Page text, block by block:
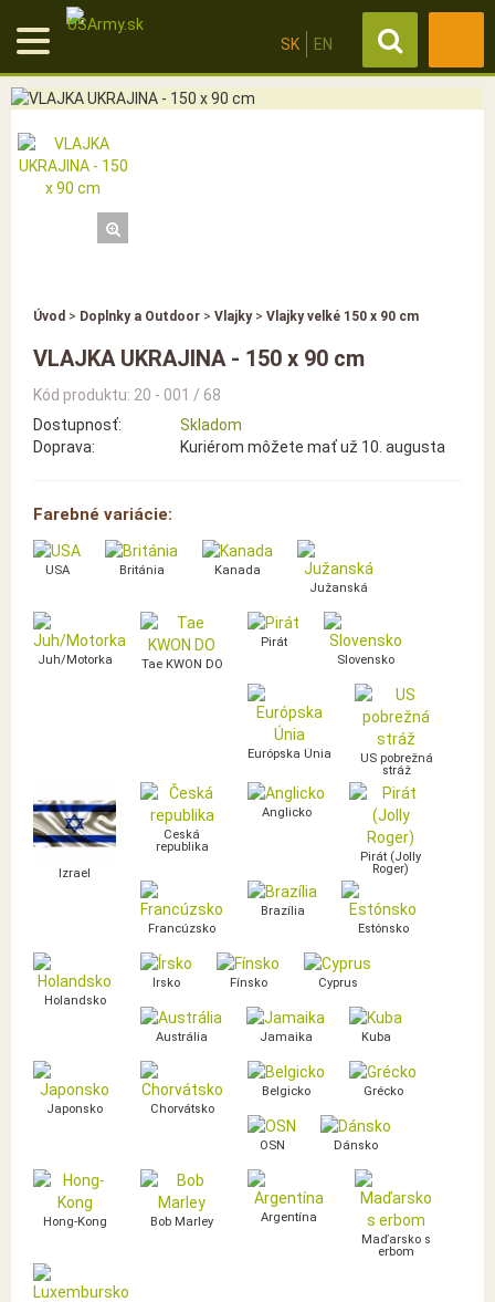
SK EN
Úvod > Doplnky a Outdoor > Vlajky > Vlajky velké 150 x 90 cm
VLAJKA UKRAJINA - 150 x 90 cm
Kód produktu: 20 - 001 / 68
Dostupnosť:
Skladom
Doprava:
Kuriérom môžete mať už 10. augusta
Farebné variácie:
USA Británia
Kanada
Južanská
Juh/Motorka Tae KWON DO
Pirát
Slovensko
Európska Únia
US pobrežná
stráž
Izrael
Česká
republika
Anglicko
Pirát (Jolly
Roger)
Francúzsko
Brazília
Estónsko
Holandsko
Írsko Fínsko Cyprus
Austrália Jamaika Kuba
Japonsko Chorvátsko
Belgicko Grécko
OSN Dánsko
Hong-Kong Bob Marley
Argentína
Maďarsko s
erbom